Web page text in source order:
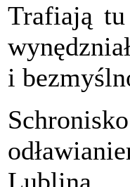
Trafiają
i